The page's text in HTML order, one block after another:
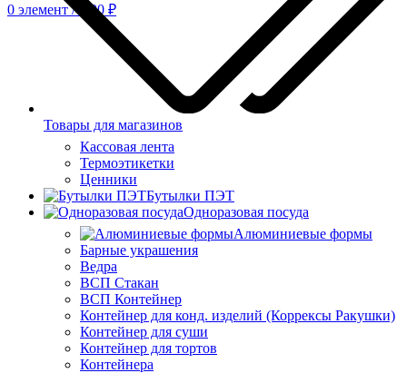
0 элемент / 0.00 ₽
Товары для магазинов
Кассовая лента
Термоэтикетки
Ценники
Бутылки ПЭТ
Одноразовая посуда
Алюминиевые формы
Барные украшения
Ведра
ВСП Стакан
ВСП Контейнер
Контейнер для конд. изделий (Коррексы Ракушки)
Контейнер для суши
Контейнер для тортов
Контейнера